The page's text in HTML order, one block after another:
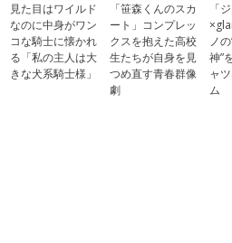
見た目はワイルド
なのに中身がワン
コな騎士に懐かれ
る「私の主人は大
きな犬系騎士様」
「笹森くんのスカ
ート」コンプレッ
クスを抱えた高校
生たちが自身を見
つめ直す青春群像
劇
「
ノ
神”
ャ
ム